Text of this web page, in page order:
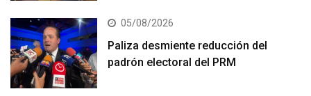
05/08/2026
Paliza desmiente reducción del
padrón electoral del PRM